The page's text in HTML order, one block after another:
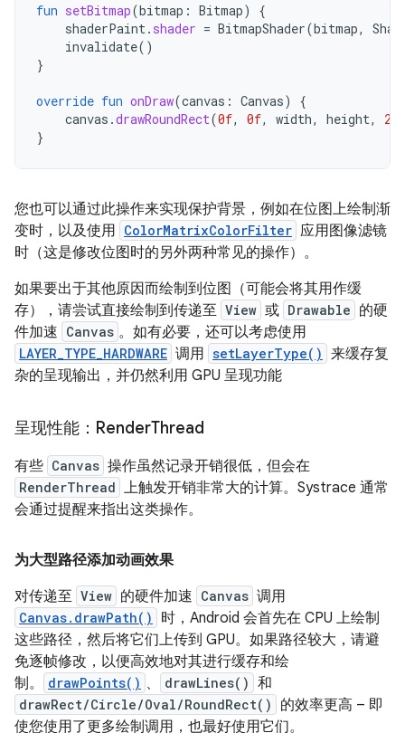
fun setBitmap(bitmap : Bitmap)
{
shaderPaint . shader = BitmapShader(bitmap,
invalidate()
}
override fun onDraw(canvas : Canvas)
{
canvas .drawRoundRect(0f, 0f, width, height,
20f
}
您也可以通过此操作来实现保护背景，例如在位图上绘制渐
变时，以及使用 ColorMatrixColorFilter 应用图像滤镜
时（这是修改位图时的另外两种常见的操作）。
如果要出于其他原因而绘制到位图（可能会将其用作缓
存），请尝试直接绘制到传递至 View 或 Drawable 的硬
件加速 Canvas 。如有必要，还可以考虑使用
LAYER_TYPE_HARDWARE 调用 setLayerType() 来缓存复
杂的呈现输出，并仍然利用 GPU 呈现功能
呈现性能：RenderThread
有些 Canvas 操作虽然记录开销很低，但会在
RenderThread 上触发开销非常大的计算。Systrace 通常
会通过提醒来指出这类操作。
为大型路径添加动画效果
对传递至 View 的硬件加速 Canvas 调用
Canvas.drawPath()
时，Android 会首先在 CPU 上绘制
这些路径，然后将它们上传到 GPU。如果路径较大，请避
免逐帧修改，以便高效地对其进行缓存和绘
制。
drawPoints() 、 drawLines() 和
drawRect/Circle/Oval/RoundRect()
的效率更高 – 即
使您使用了更多绘制调用，也最好使用它们。